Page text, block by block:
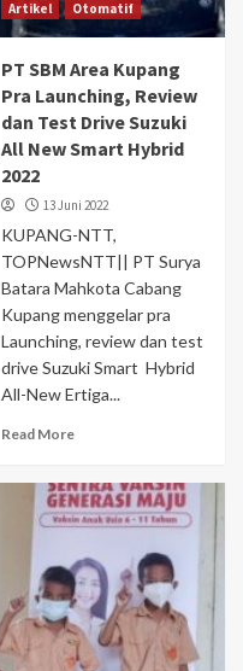
Artikel Otomatif
PT SBM Area Kupang
Pra Launching, Review
dan Test Drive Suzuki
All New Smart Hybrid
2022
13 Juni 2022
KUPANG-NTT,
TOPNewsNTT|| PT Surya
Batara Mahkota Cabang
Kupang menggelar pra
Launching, review dan test
drive Suzuki Smart Hybrid
All-New Ertiga...
Read More